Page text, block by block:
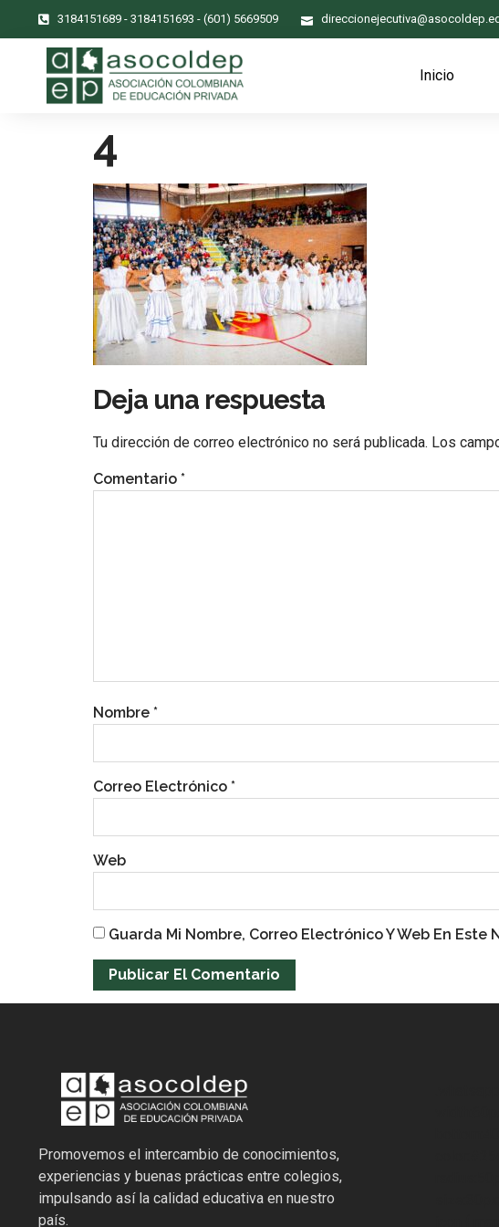
3184151689 - 3184151693 - (601) 5669509
Inicio
4
Deja una respuesta
Tu dirección de correo electrónico no será publicada. Los
Comentario *
Nombre *
Correo Electrónico *
Web
Guarda Mi Nombre, Correo Electrónico Y Web En
Promovemos el intercambio de conocimientos,
experiencias y buenas prácticas entre colegios,
impulsando así la calidad educativa en nuestro
país.